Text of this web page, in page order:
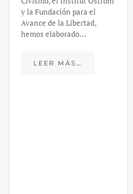
y la Fundación para el
Avance de la Libertad,
hemos elaborado…
LEER MÁS…